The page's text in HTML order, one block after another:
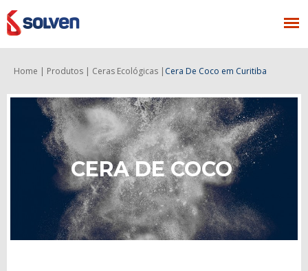
Home | Produtos | Ceras Ecológicas | Cera De Coco em Curitiba
CERA DE COCO